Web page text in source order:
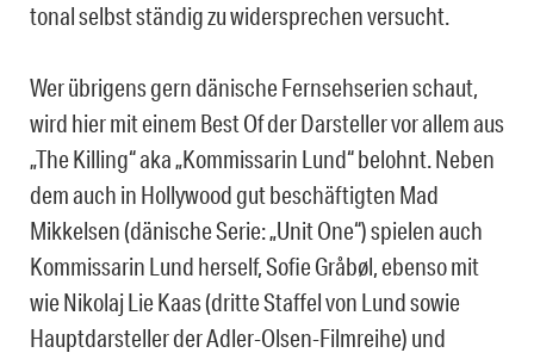
tonal selbst ständig zu widersprechen versucht.
Wer übrigens gern dänische Fernsehserien schaut,
wird hier mit einem Best Of der Darsteller vor allem aus
„The Killing“ aka „Kommissarin Lund“ belohnt. Neben
dem auch in Hollywood gut beschäftigten Mad
Mikkelsen (dänische Serie: „Unit One“) spielen auch
Kommissarin Lund herself, Sofie Gråbøl, ebenso mit
wie Nikolaj Lie Kaas (dritte Staffel von Lund sowie
Hauptdarsteller der Adler-Olsen-Filmreihe) und